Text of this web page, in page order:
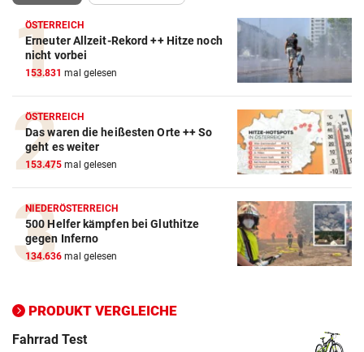
ÖSTERREICH
Erneuter Allzeit-Rekord ++ Hitze noch
nicht vorbei
153.831 mal gelesen
ÖSTERREICH
Das waren die heißesten Orte ++ So
geht es weiter
153.475 mal gelesen
NIEDERÖSTERREICH
500 Helfer kämpfen bei Gluthitze
gegen Inferno
134.636 mal gelesen
PRODUKT VERGLEICHE
Action-Cam Vergleich
ZUM VERGLEICH
Crosstrainer Vergleich
ZUM VERGLEICH
E-Bike Vergleich
ZUM VERGLEICH
Elektro-Scooter Vergleich
ZUM VERGLEICH
ZUM VERGLEICH
Fahrrad Test